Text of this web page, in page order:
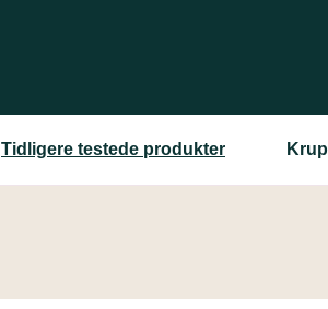
Tidligere testede produkter